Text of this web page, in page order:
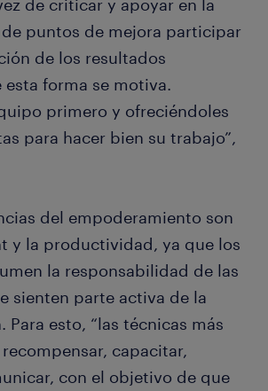
de criticar y apoyar en la
puntos de mejora participar
de los resultados
esta forma se motiva.
primero y ofreciéndoles
para hacer bien su trabajo”,
del empoderamiento son
y la productividad, ya que los
la responsabilidad de las
sienten parte activa de la
Para esto, “las técnicas más
capacitar,
con el objetivo de que